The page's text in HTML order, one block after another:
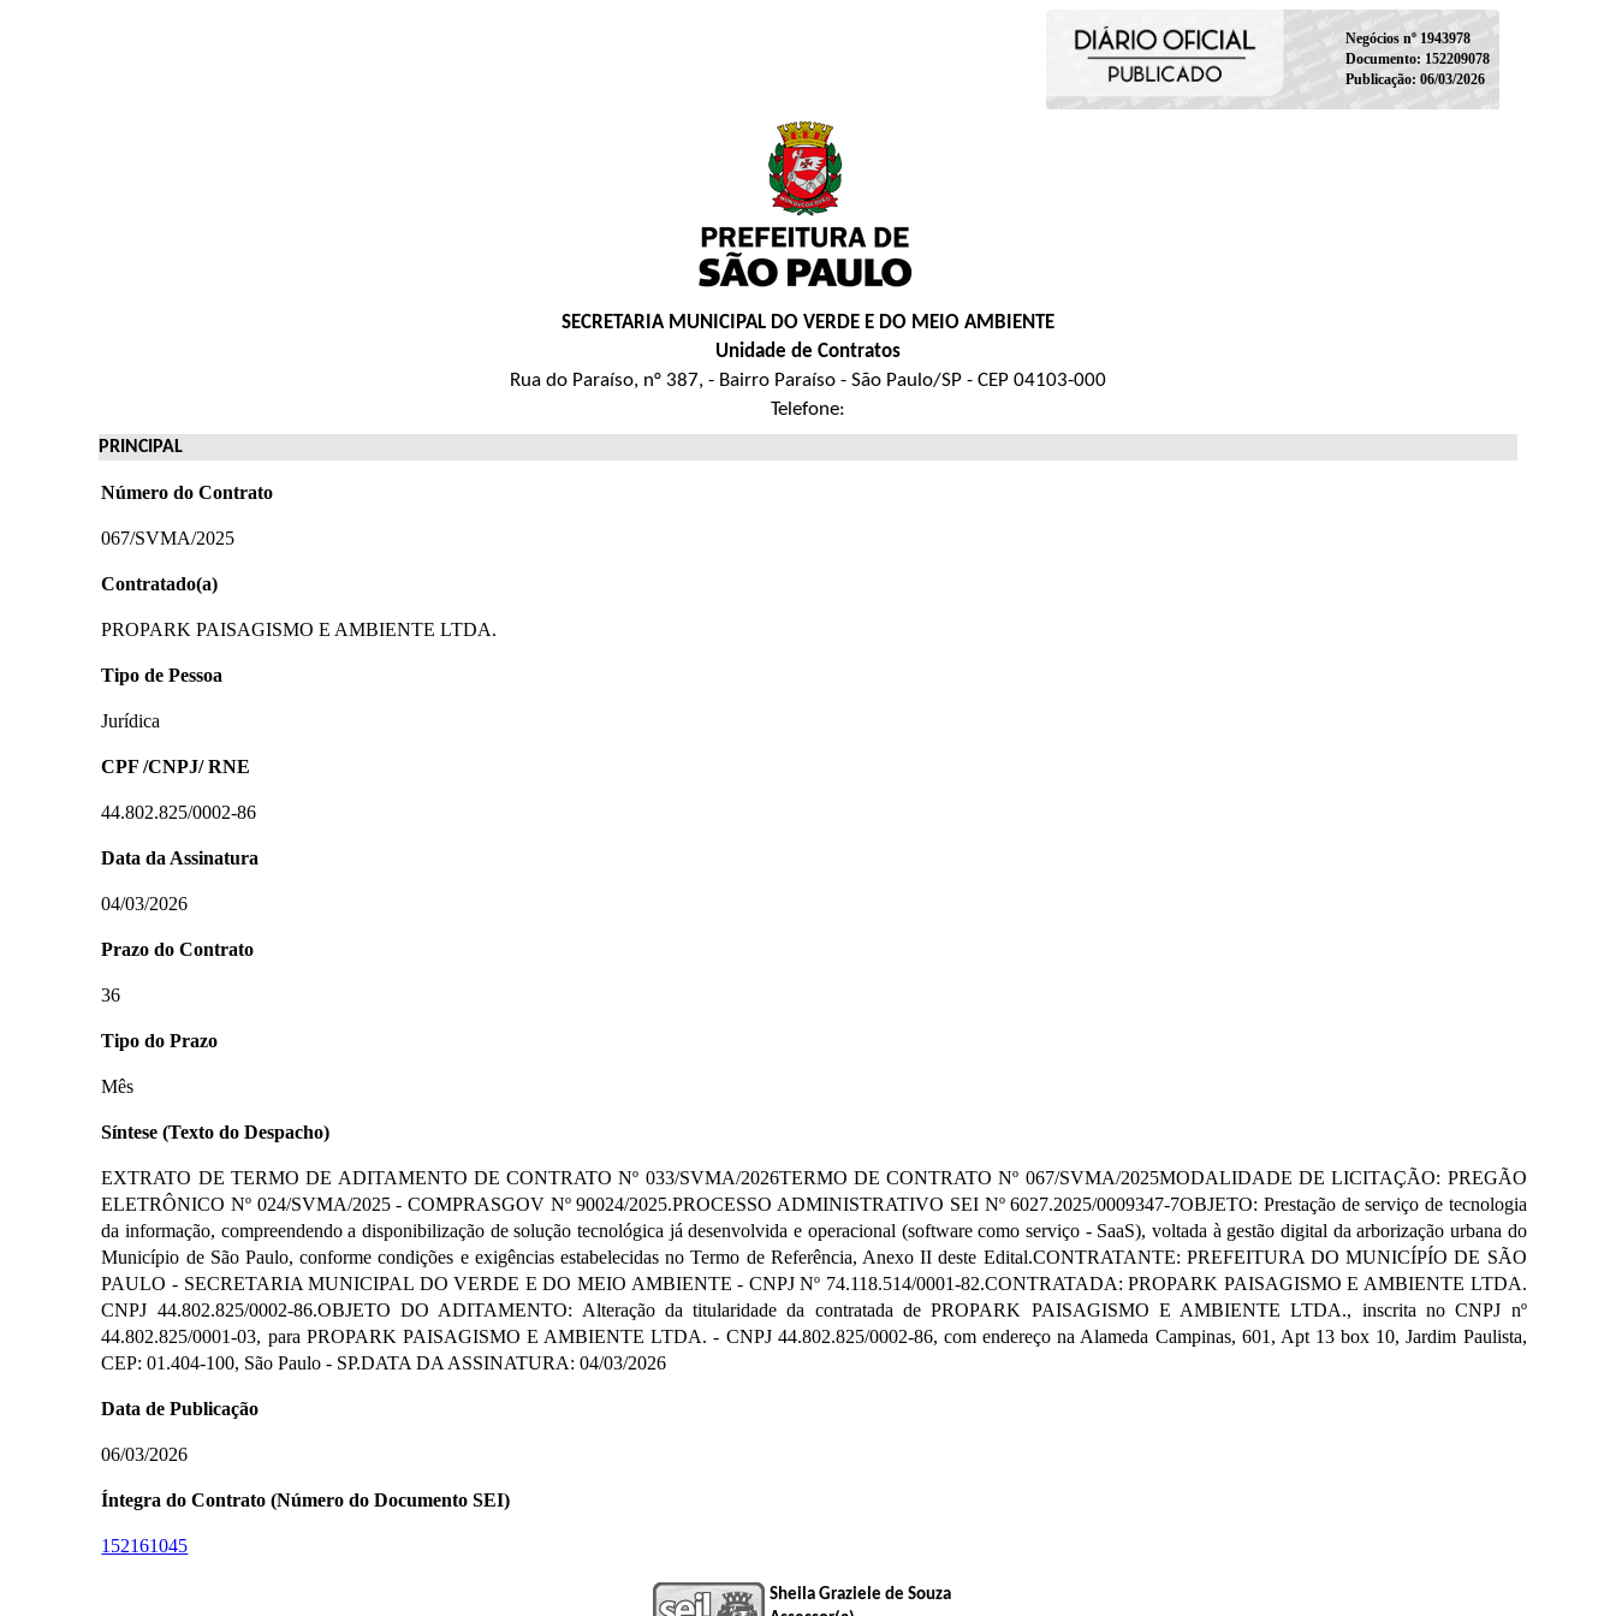
Negócios nº 1943978
Documento: 152209078
Publicação: 06/03/2026
SECRETARIA MUNICIPAL DO VERDE E DO MEIO AMBIENTE
Unidade de Contratos
Rua do Paraíso, n° 387, - Bairro Paraíso - São Paulo/SP - CEP 04103-000
Telefone:
PRINCIPAL
Número do Contrato
067/SVMA/2025
Contratado(a)
PROPARK PAISAGISMO E AMBIENTE LTDA.
Tipo de Pessoa
Jurídica
CPF /CNPJ/ RNE
44.802.825/0002-86
Data da Assinatura
04/03/2026
Prazo do Contrato
36
Tipo do Prazo
Mês
Síntese (Texto do Despacho)
EXTRATO DE TERMO DE ADITAMENTO DE CONTRATO Nº 033/SVMA/2026TERMO DE CONTRATO Nº 067/SVMA/2025MODALIDADE DE LICITAÇÃO: PREGÃO
ELETRÔNICO Nº 024/SVMA/2025 - COMPRASGOV Nº 90024/2025.PROCESSO ADMINISTRATIVO SEI Nº 6027.2025/0009347-7OBJETO: Prestação de serviço de tecnologia
da informação, compreendendo a disponibilização de solução tecnológica já desenvolvida e operacional (software como serviço - SaaS), voltada à gestão digital da arborização urbana do
Município de São Paulo, conforme condições e exigências estabelecidas no Termo de Referência, Anexo II deste Edital.CONTRATANTE: PREFEITURA DO MUNICÍPÍO DE SÃO
PAULO - SECRETARIA MUNICIPAL DO VERDE E DO MEIO AMBIENTE - CNPJ Nº 74.118.514/0001-82.CONTRATADA: PROPARK PAISAGISMO E AMBIENTE LTDA.
CNPJ 44.802.825/0002-86.OBJETO DO ADITAMENTO: Alteração da titularidade da contratada de PROPARK PAISAGISMO E AMBIENTE LTDA., inscrita no CNPJ nº
44.802.825/0001-03, para PROPARK PAISAGISMO E AMBIENTE LTDA. - CNPJ 44.802.825/0002-86, com endereço na Alameda Campinas, 601, Apt 13 box 10, Jardim Paulista,
CEP: 01.404-100, São Paulo - SP.DATA DA ASSINATURA: 04/03/2026
Data de Publicação
06/03/2026
Íntegra do Contrato (Número do Documento SEI)
152161045
Sheila Graziele de Souza